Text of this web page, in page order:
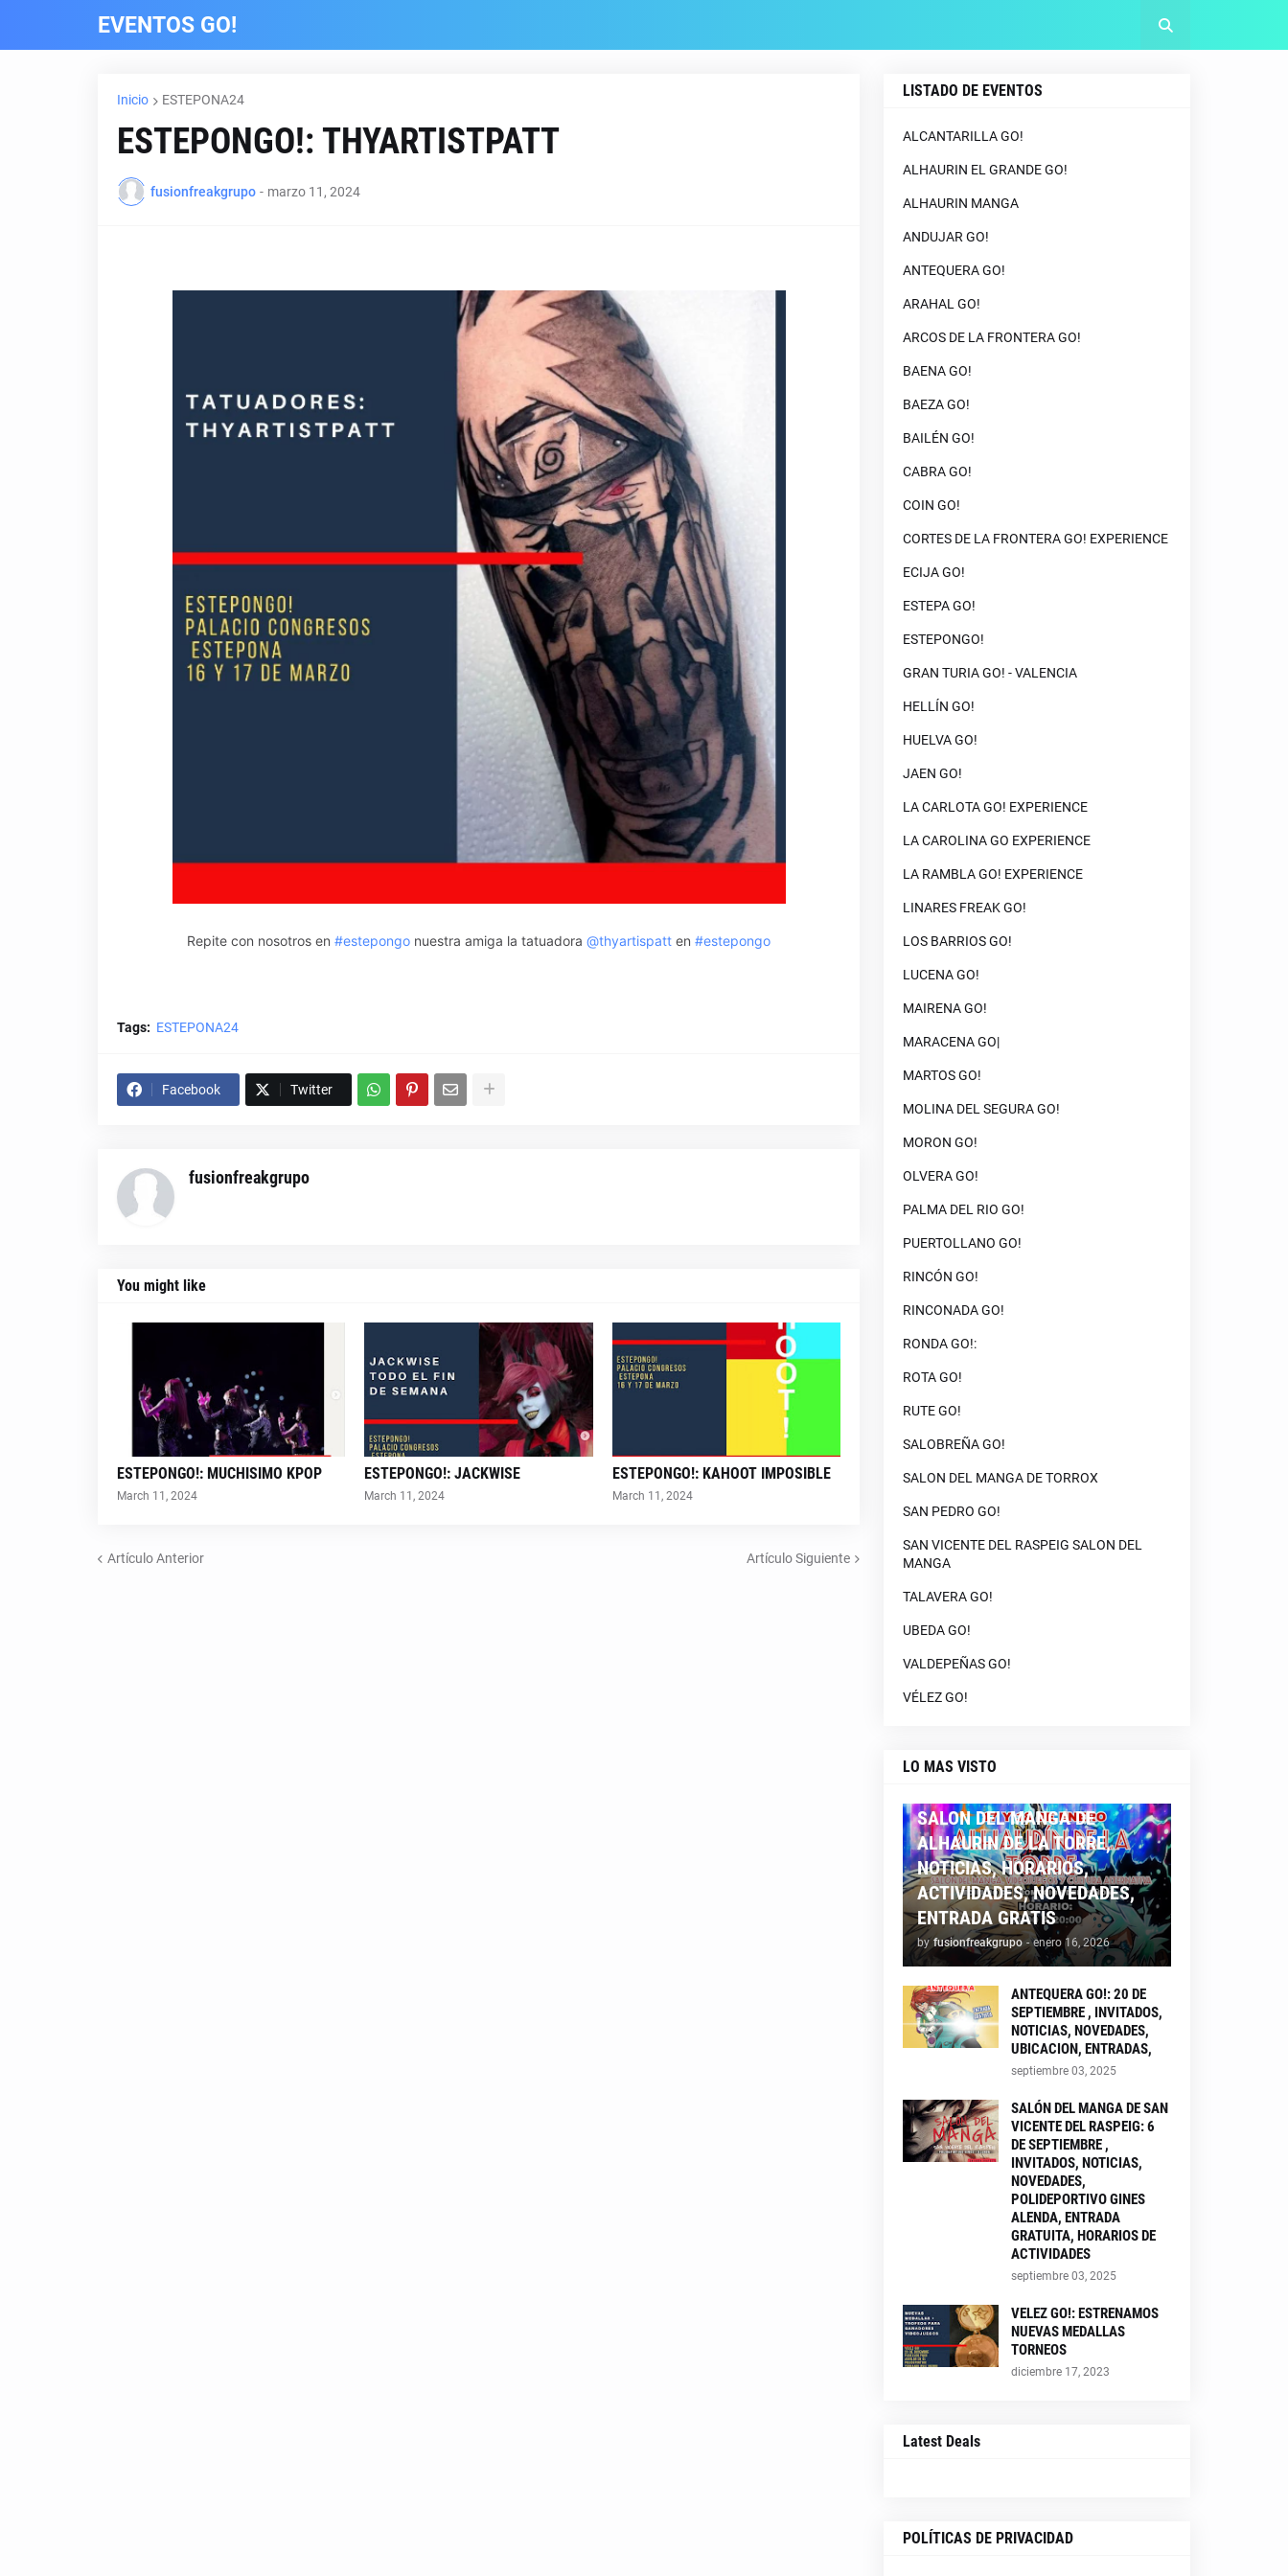
EVENTOS GO!
Inicio ESTEPONA24
ESTEPONGO!: THYARTISTPATT
fusionfreakgrupo - marzo 11, 2024
Repite con nosotros en #estepongo nuestra amiga la tatuadora @thyartispatt en #estepongo
Tags: ESTEPONA24
Facebook Twitter
fusionfreakgrupo
You might like
ESTEPONGO!: MUCHISIMO KPOP
March 11, 2024
ESTEPONGO!: JACKWISE
March 11, 2024
ESTEPONGO!: KAHOOT IMPOSIBLE
March 11, 2024
Artículo Anterior Artículo Siguiente
LISTADO DE EVENTOS
ALCANTARILLA GO!
ALHAURIN EL GRANDE GO!
ALHAURIN MANGA
ANDUJAR GO!
ANTEQUERA GO!
ARAHAL GO!
ARCOS DE LA FRONTERA GO!
BAENA GO!
BAEZA GO!
BAILÉN GO!
CABRA GO!
COIN GO!
CORTES DE LA FRONTERA GO! EXPERIENCE
ECIJA GO!
ESTEPA GO!
ESTEPONGO!
GRAN TURIA GO! - VALENCIA
HELLÍN GO!
HUELVA GO!
JAEN GO!
LA CARLOTA GO! EXPERIENCE
LA CAROLINA GO EXPERIENCE
LA RAMBLA GO! EXPERIENCE
LINARES FREAK GO!
LOS BARRIOS GO!
LUCENA GO!
MAIRENA GO!
MARACENA GO|
MARTOS GO!
MOLINA DEL SEGURA GO!
MORON GO!
OLVERA GO!
PALMA DEL RIO GO!
PUERTOLLANO GO!
RINCÓN GO!
RINCONADA GO!
RONDA GO!:
ROTA GO!
RUTE GO!
SALOBREÑA GO!
SALON DEL MANGA DE TORROX
SAN PEDRO GO!
SAN VICENTE DEL RASPEIG SALON DEL
MANGA
TALAVERA GO!
UBEDA GO!
VALDEPEÑAS GO!
VÉLEZ GO!
LO MAS VISTO
SALON DEL MANGA DE
ALHAURIN DE LA TORRE,
NOTICIAS, HORARIOS,
ACTIVIDADES, NOVEDADES,
ENTRADA GRATIS
by fusionfreakgrupo - enero 16, 2026
ANTEQUERA GO!: 20 DE
SEPTIEMBRE , INVITADOS,
NOTICIAS, NOVEDADES,
UBICACION, ENTRADAS,
septiembre 03, 2025
SALÓN DEL MANGA DE SAN
VICENTE DEL RASPEIG: 6
DE SEPTIEMBRE ,
INVITADOS, NOTICIAS,
NOVEDADES,
POLIDEPORTIVO GINES
ALENDA, ENTRADA
GRATUITA, HORARIOS DE
ACTIVIDADES
septiembre 03, 2025
VELEZ GO!: ESTRENAMOS
NUEVAS MEDALLAS
TORNEOS
diciembre 17, 2023
Latest Deals
POLÍTICAS DE PRIVACIDAD